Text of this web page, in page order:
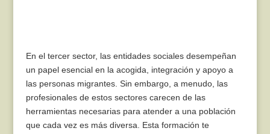
En el tercer sector, las entidades sociales desempeñan
un papel esencial en la acogida, integración y apoyo a
las personas migrantes. Sin embargo, a menudo, las
profesionales de estos sectores carecen de las
herramientas necesarias para atender a una población
que cada vez es más diversa. Esta formación te